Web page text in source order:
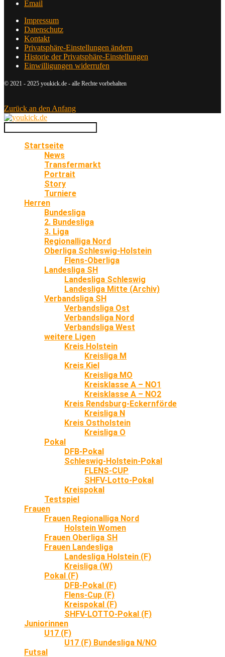
Email
Impressum
Datenschutz
Kontakt
Privatsphäre-Einstellungen ändern
Historie der Privatsphäre-Einstellungen
Einwilligungen widerrufen
© 2021 - 2025 youkick.de - alle Rechte vorbehalten
Zurück an den Anfang
Startseite
News
Transfermarkt
Portrait
Story
Turniere
Herren
Bundesliga
2. Bundesliga
3. Liga
Regionalliga Nord
Oberliga Schleswig-Holstein
Flens-Oberliga
Landesliga SH
Landesliga Schleswig
Landesliga Mitte (Archiv)
Verbandsliga SH
Verbandsliga Ost
Verbandsliga Nord
Verbandsliga West
weitere Ligen
Kreis Holstein
Kreisliga M
Kreis Kiel
Kreisliga MO
Kreisklasse A – NO1
Kreisklasse A – NO2
Kreis Rendsburg-Eckernförde
Kreisliga N
Kreis Ostholstein
Kreisliga O
Pokal
DFB-Pokal
Schleswig-Holstein-Pokal
FLENS-CUP
SHFV-Lotto-Pokal
Kreispokal
Testspiel
Frauen
Frauen Regionalliga Nord
Holstein Women
Frauen Oberliga SH
Frauen Landesliga
Landesliga Holstein (F)
Kreisliga (W)
Pokal (F)
DFB-Pokal (F)
Flens-Cup (F)
Kreispokal (F)
SHFV-LOTTO-Pokal (F)
Juniorinnen
U17 (F)
U17 (F) Bundesliga N/NO
Futsal